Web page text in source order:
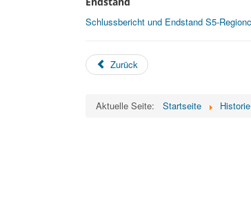
Schlussbericht und Endstand S5-
Zurück
Aktuelle Seite: Startseite Historie